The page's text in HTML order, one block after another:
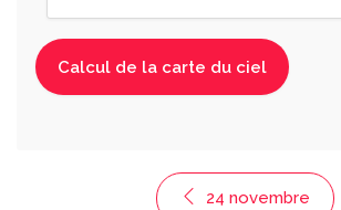
24 novembre